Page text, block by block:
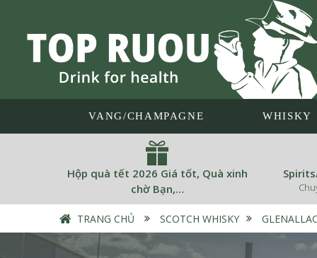
VANG/CHAMPAGNE WHISKY
Hộp quà tết 2026 Giá tốt, Quà xinh
chờ Bạn,…
TRANG CHỦ › SCOTCH WHISKY ›